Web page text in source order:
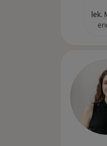
lek.